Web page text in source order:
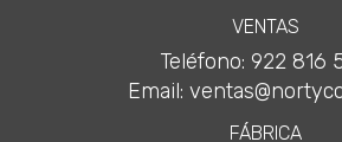
VENTAS
Teléfono: 922 816
Email:
FÁBRICA